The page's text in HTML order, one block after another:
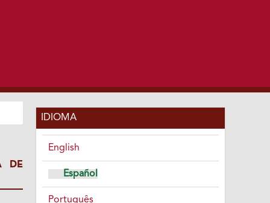
DE
IDIOMA
English
Español
Português